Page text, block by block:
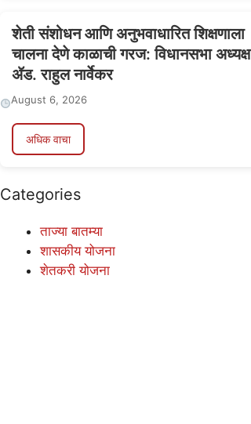
शेती संशोधन आणि अनुभवाधारित शिक्षणाला
चालना देणे काळाची गरज: विधानसभा अध्यक्ष
ॲड. राहुल नार्वेकर
August 6, 2026
अधिक वाचा
Categories
ताज्या बातम्या
शासकीय योजना
शेतकरी योजना